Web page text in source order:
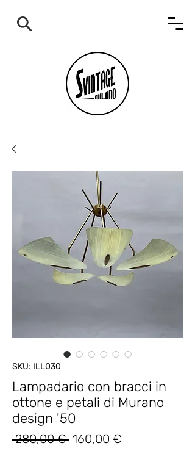
SKU: ILL030
Lampadario con bracci in
ottone e petali di Murano
design '50
280,00 € Prezzo
160,00 €